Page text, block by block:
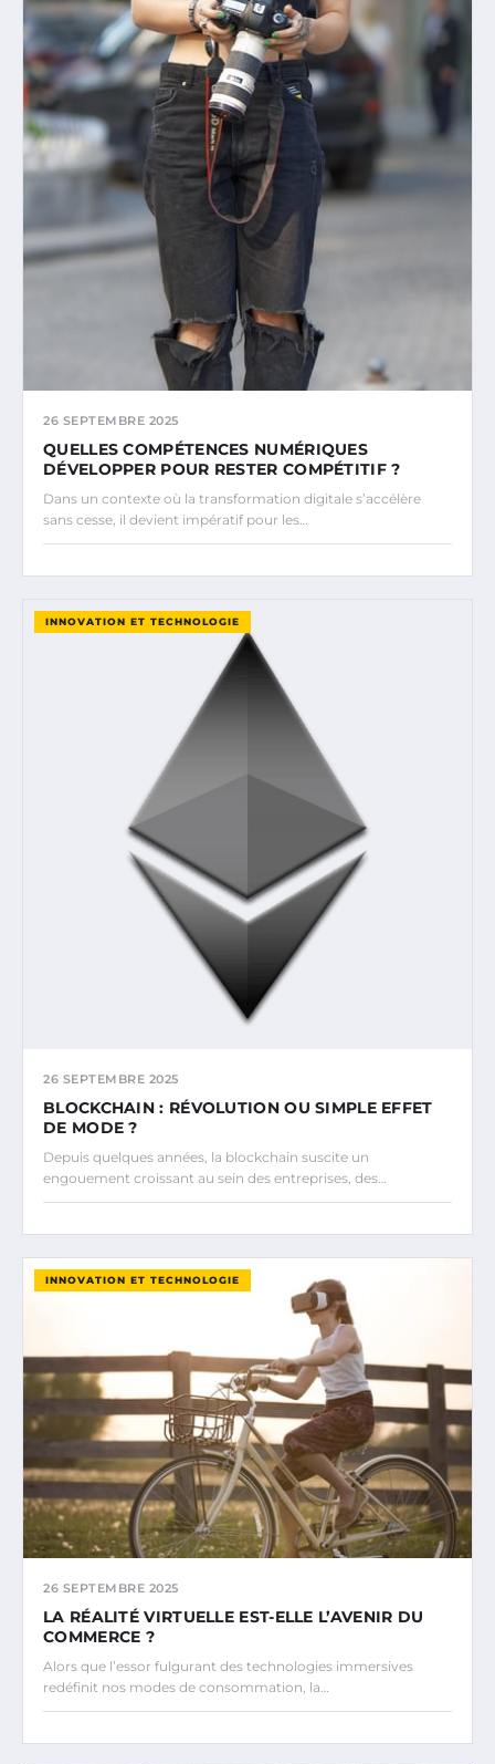
26 SEPTEMBRE 2025
QUELLES COMPÉTENCES NUMÉRIQUES
DÉVELOPPER POUR RESTER COMPÉTITIF ?
Dans un contexte où la transformation digitale s’accélère
sans cesse, il devient impératif pour les…
INNOVATION ET TECHNOLOGIE
26 SEPTEMBRE 2025
BLOCKCHAIN : RÉVOLUTION OU SIMPLE EFFET
DE MODE ?
Depuis quelques années, la blockchain suscite un
engouement croissant au sein des entreprises, des…
INNOVATION ET TECHNOLOGIE
26 SEPTEMBRE 2025
LA RÉALITÉ VIRTUELLE EST-ELLE L’AVENIR DU
COMMERCE ?
Alors que l’essor fulgurant des technologies immersives
redéfinit nos modes de consommation, la…